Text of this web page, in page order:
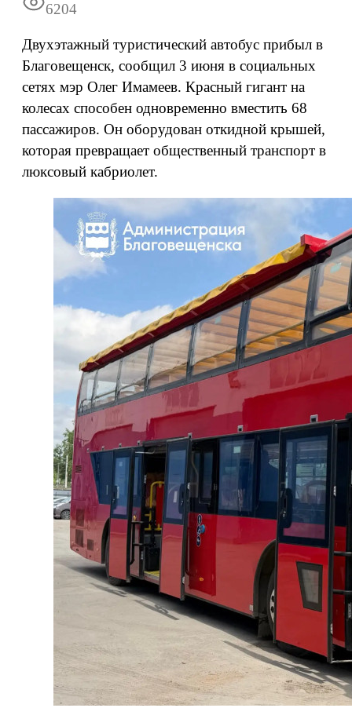
6204
Двухэтажный туристический автобус прибыл в
Благовещенск, сообщил 3 июня в социальных
сетях мэр Олег Имамеев. Красный гигант на
колесах способен одновременно вместить 68
пассажиров. Он оборудован откидной крышей,
которая превращает общественный транспорт в
люксовый кабриолет.